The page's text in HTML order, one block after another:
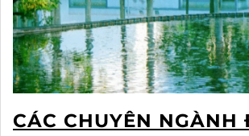
CÁC CHUYÊN NGÀNH